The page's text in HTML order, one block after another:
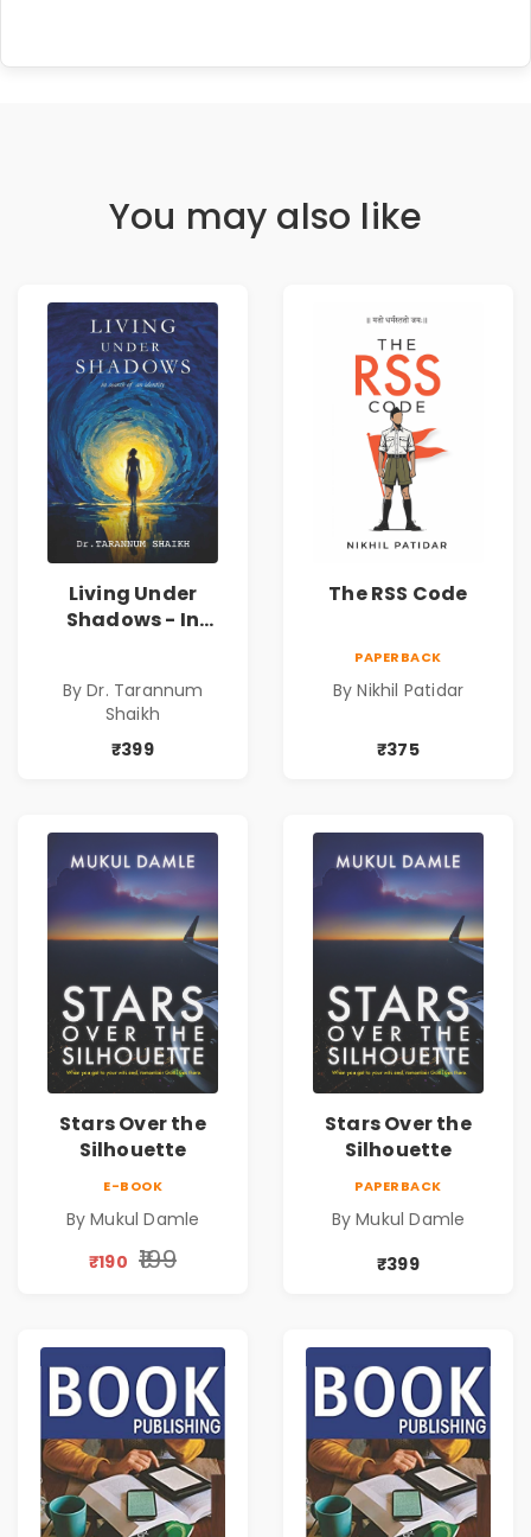
You may also like
Living Under
Shadows - In
Tarannum Shaikh
| Pre-Order
By Dr. Tarannum
Shaikh
₹399
The RSS Code
PAPERBACK
By Nikhil Patidar
₹375
Stars Over the
Silhouette
E-BOOK
By Mukul Damle
₹190 ₹199
Stars Over the
Silhouette
PAPERBACK
By Mukul Damle
₹399